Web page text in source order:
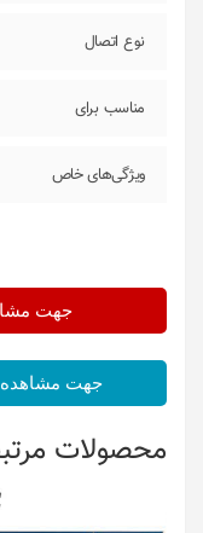
نوع اتصال
مناسب برای
ویژگی‌های خاص
جهت
جهت مشاهده
محصولات